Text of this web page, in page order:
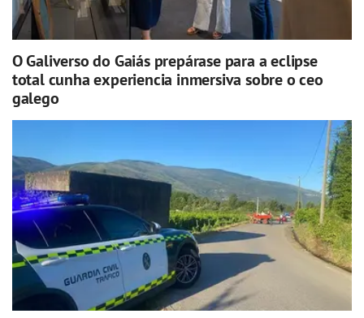
O Galiverso do Gaiás prepárase para a eclipse
total cunha experiencia inmersiva sobre o ceo
galego